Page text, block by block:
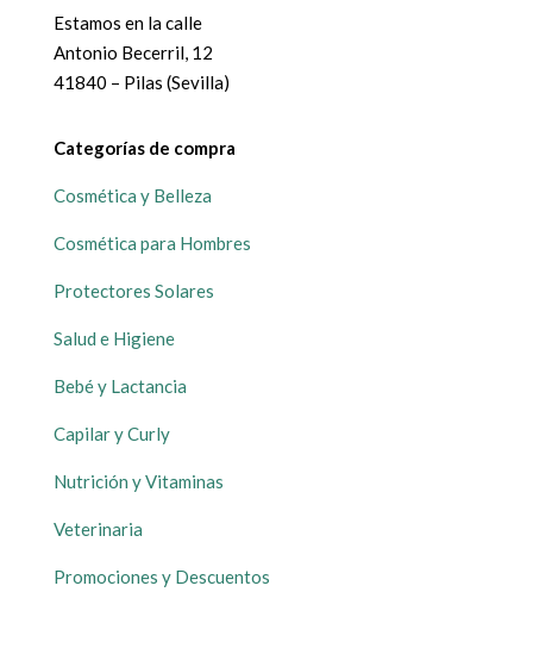
Estamos en la calle
Antonio Becerril, 12
41840 – Pilas (Sevilla)
Categorías de compra
Cosmética y Belleza
Cosmética para Hombres
Protectores Solares
Salud e Higiene
Bebé y Lactancia
Capilar y Curly
Nutrición y Vitaminas
Veterinaria
Promociones y Descuentos